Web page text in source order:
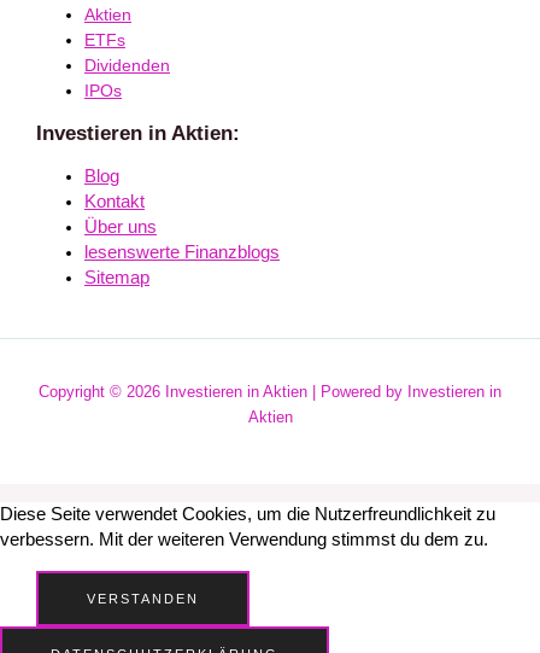
Aktien
ETFs
Dividenden
IPOs
Investieren in Aktien:
Blog
Kontakt
Über uns
lesenswerte Finanzblogs
Sitemap
Copyright © 2026 Investieren in Aktien | Powered by Investieren in
Aktien
Diese Seite verwendet Cookies, um die Nutzerfreundlichkeit zu
verbessern. Mit der weiteren Verwendung stimmst du dem zu.
VERSTANDEN